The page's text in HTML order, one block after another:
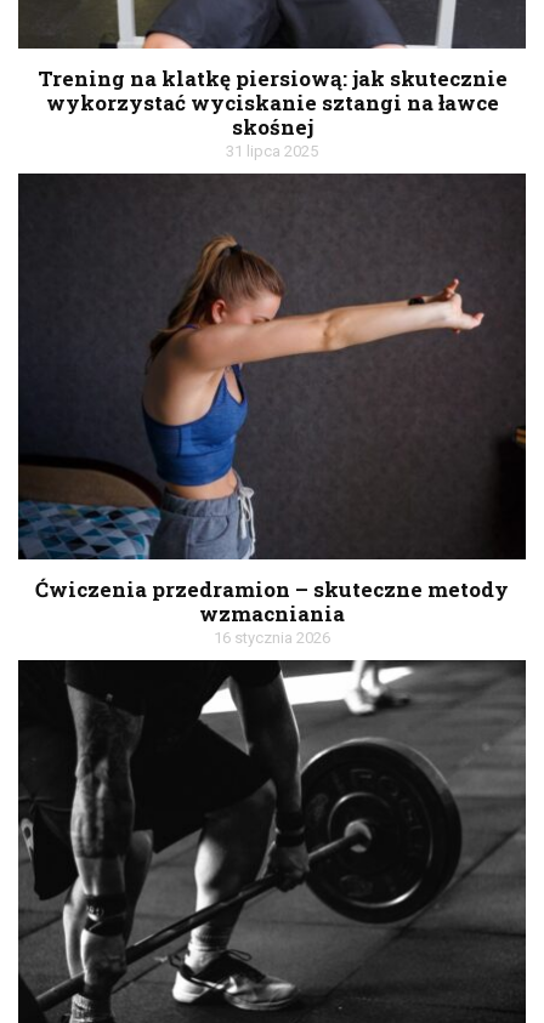
Trening na klatkę piersiową: jak skutecznie
wykorzystać wyciskanie sztangi na ławce
skośnej
31 lipca 2025
Ćwiczenia przedramion – skuteczne metody
wzmacniania
16 stycznia 2026